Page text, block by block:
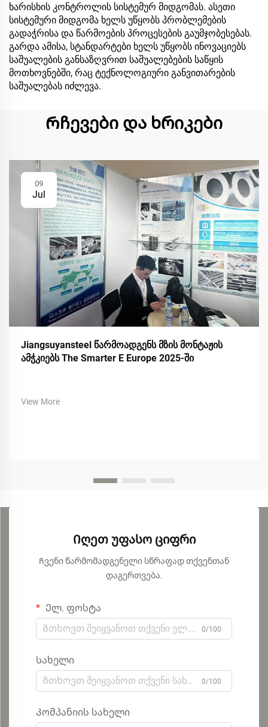
ხარისხის კონტროლის სისტემურ მიდგომას. ასეთი
სისტემური მიდგომა ხელს უწყობს პრობლემების
გადაჭრისა და წარმოების პროცესების გაუმჯობესებას.
გარდა ამისა, სტანდარტები ხელს უწყობს ინოვაციებს
საშუალების განსაზღვრით საშუალებების საწყის
მოთხოვნებში, რაც ტექნოლოგიური განვითარების
საშუალებას იძლევა.
Რჩევები და ხრიკები
09
Jul
Jiangsuyansteel წარმოადგენს მზის მონტაჟის
ამჭკიებს The Smarter E Europe 2025-ში
View More
Იღეთ უფასო ციფრი
Ჩვენი წარმომადგენელი სწრაფად თქვენთან
დაგერთვება.
Ელ. ფოსტა
0/100
Სახელი
0/100
Კომპანიის სახელი